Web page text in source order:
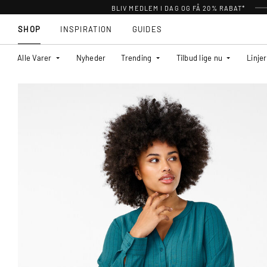
BLIV MEDLEM I DAG OG FÅ 20% RABAT*
SHOP
Alle Varer Nyheder Trending Tilbud lige nu Linjer
INSPIRATION GUIDES